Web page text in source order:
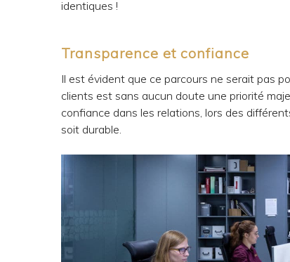
identiques !
Transparence et confiance
Il est évident que ce parcours ne serait pas
clients est sans aucun doute une priorité
confiance dans les relations, lors des
soit durable.